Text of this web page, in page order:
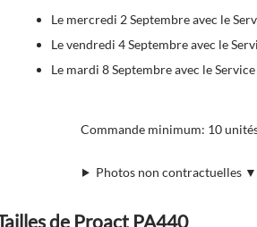
Le mercredi 2 Septembre avec le
Le vendredi 4 Septembre avec le
Le mardi 8 Septembre avec le
Commande minimum: 10
Photos non contractuelles ▼
de Proact PA440